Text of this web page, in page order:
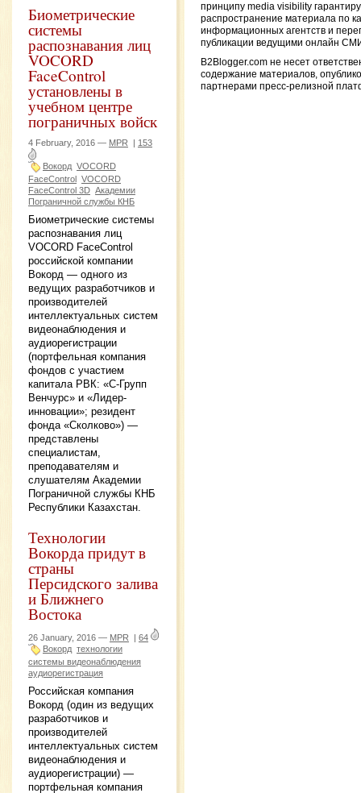
Биометрические
системы
распознавания лиц
VOCORD
FaceControl
установлены в
учебном центре
пограничных войск
4 February, 2016 — MPR | 153
Вокорд VOCORD
FaceControl VOCORD
FaceControl 3D Академии
Пограничной службы КНБ
Биометрические системы
распознавания лиц
VOCORD FaceControl
российской компании
Вокорд — одного из
ведущих разработчиков и
производителей
интеллектуальных систем
видеонаблюдения и
аудиорегистрации
(портфельная компания
фондов с участием
капитала РВК: «С-Групп
Венчурс» и «Лидер-
инновации»; резидент
фонда «Сколково») —
представлены
специалистам,
преподавателям и
слушателям Академии
Пограничной службы КНБ
Республики Казахстан.
Технологии
Вокорда придут в
страны
Персидского залива
и Ближнего
Востока
26 January, 2016 — MPR
64
Вокорд технологии
системы видеонаблюдения
аудиорегистрация
Российская компания
Вокорд (один из ведущих
разработчиков и
производителей
интеллектуальных систем
видеонаблюдения и
аудиорегистрации) —
портфельная компания
принципу media visibility
распространение материала по
информационных агентств и
публикации ведущими онлайн
B2Blogger.com не несет
содержание материалов,
партнерами пресс-релизной